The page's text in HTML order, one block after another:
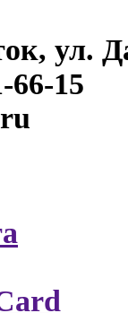
ул.
66-15